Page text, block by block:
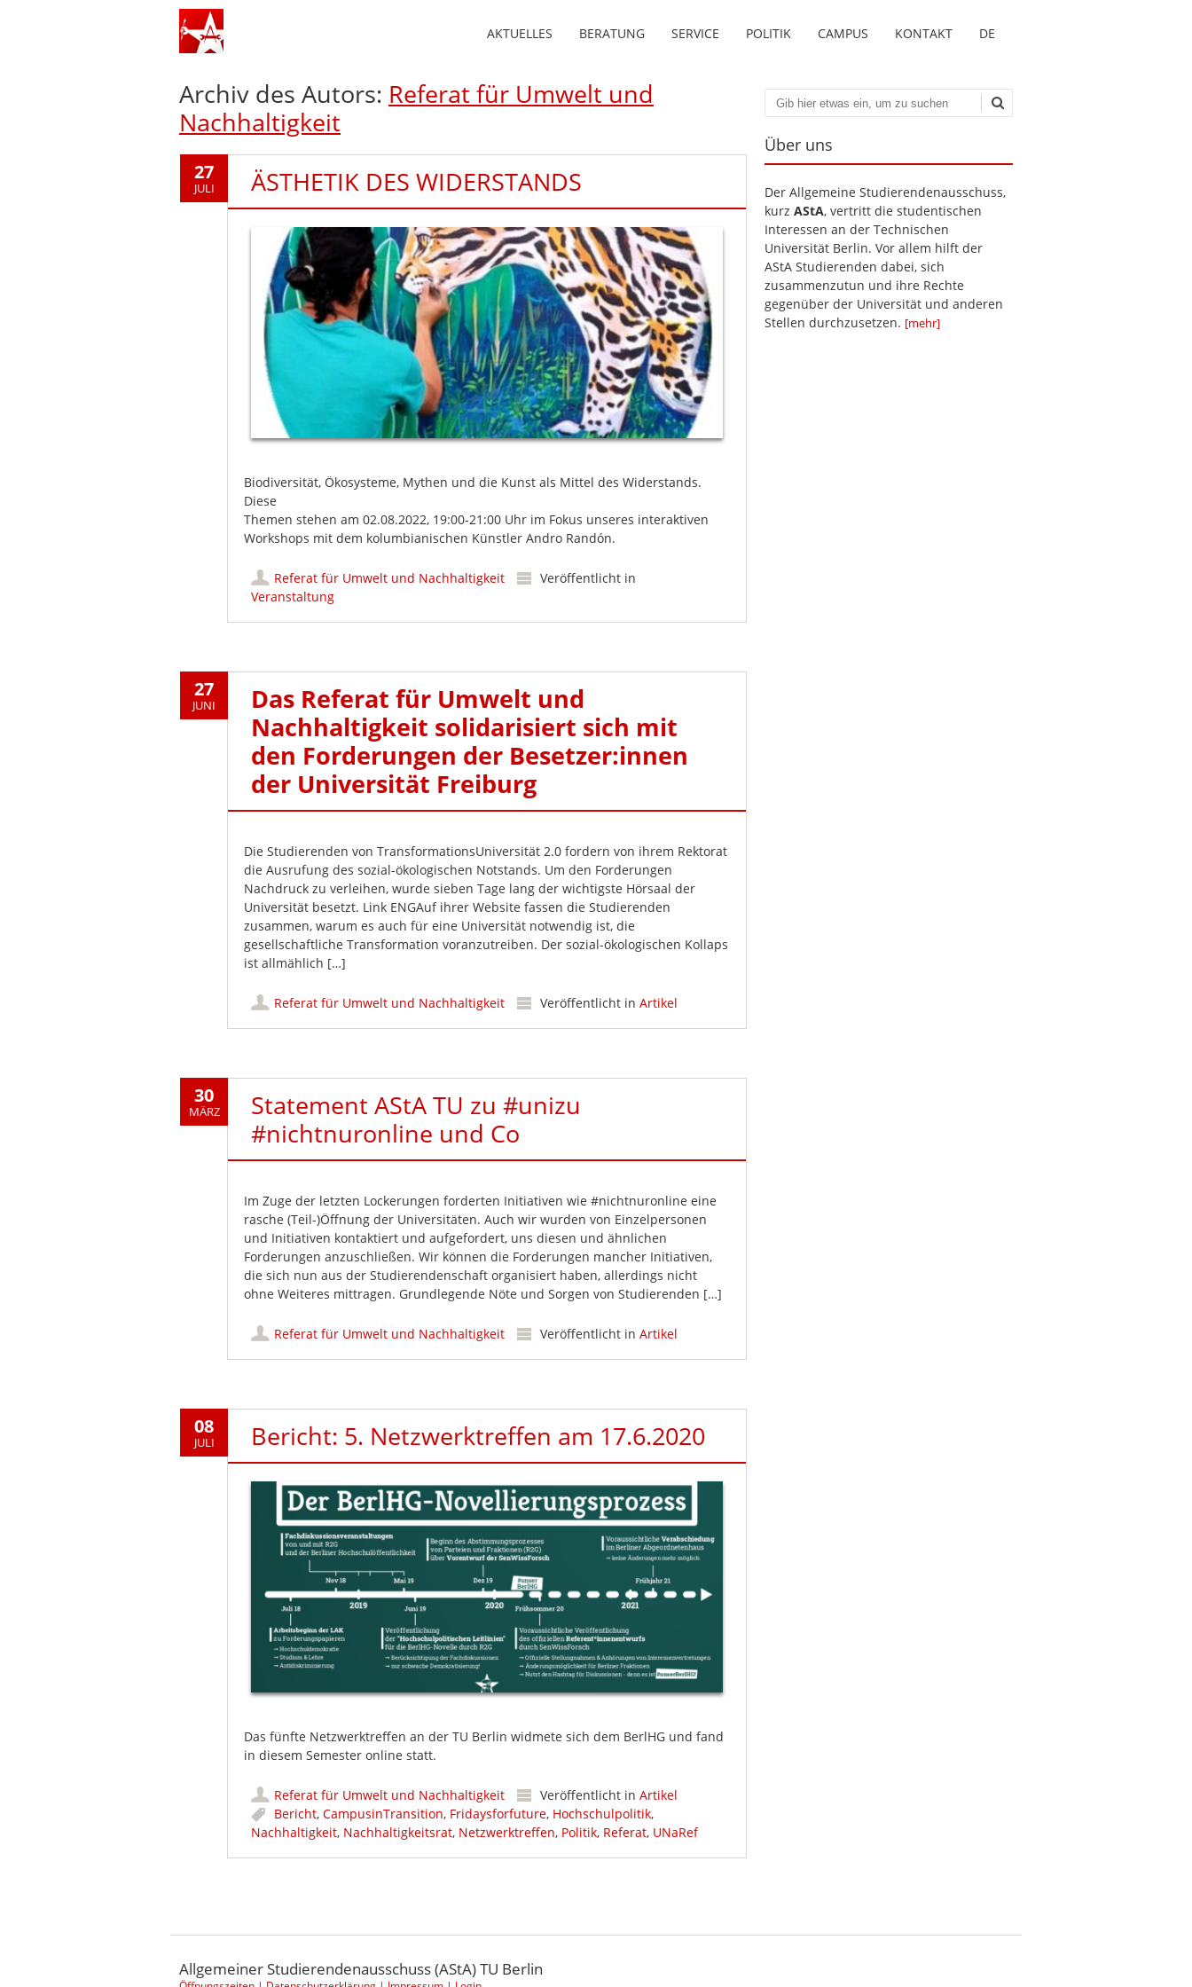
DE
AKTUELLES BERATUNG SERVICE POLITIK CAMPUS KONTAKT
Archiv des Autors: Referat für Umwelt und
Nachhaltigkeit
27
JULI ÄSTHETIK DES WIDERSTANDS
Biodiversität, Ökosysteme, Mythen und die Kunst als Mittel des Widerstands.
Diese
Themen stehen am 02.08.2022, 19:00-21:00 Uhr im Fokus unseres interaktiven
Workshops mit dem kolumbianischen Künstler Andro Randón.
Referat für Umwelt und Nachhaltigkeit
Veröffentlicht in
Veranstaltung
27
JUNI
Das Referat für Umwelt und
Nachhaltigkeit solidarisiert sich mit
den Forderungen der Besetzer:innen
der Universität Freiburg
Die Studierenden von TransformationsUniversität 2.0 fordern von ihrem Rektorat
die Ausrufung des sozial-ökologischen Notstands. Um den Forderungen
Nachdruck zu verleihen, wurde sieben Tage lang der wichtigste Hörsaal der
Universität besetzt. Link ENGAuf ihrer Website fassen die Studierenden
zusammen, warum es auch für eine Universität notwendig ist, die
gesellschaftliche Transformation voranzutreiben. Der sozial-ökologischen Kollaps
ist allmählich […]
Referat für Umwelt und Nachhaltigkeit Veröffentlicht in Artikel
30
MÄRZ
Statement AStA TU zu #unizu
#nichtnuronline und Co
Im Zuge der letzten Lockerungen forderten Initiativen wie #nichtnuronline eine
rasche (Teil-)Öffnung der Universitäten. Auch wir wurden von Einzelpersonen
und Initiativen kontaktiert und aufgefordert, uns diesen und ähnlichen
Forderungen anzuschließen. Wir können die Forderungen mancher Initiativen,
die sich nun aus der Studierendenschaft organisiert haben, allerdings nicht
ohne Weiteres mittragen. Grundlegende Nöte und Sorgen von Studierenden […]
Referat für Umwelt und Nachhaltigkeit Veröffentlicht in Artikel
08
JULI Bericht: 5. Netzwerktreffen am 17.6.2020
Das fünfte Netzwerktreffen an der TU Berlin widmete sich dem BerlHG und fand
in diesem Semester online statt.
Referat für Umwelt und Nachhaltigkeit Veröffentlicht in Artikel
Bericht, CampusinTransition, Fridaysforfuture, Hochschulpolitik,
Nachhaltigkeit, Nachhaltigkeitsrat, Netzwerktreffen, Politik, Referat, UNaRef
Suchen
Über uns
Der Allgemeine Studierendenausschuss,
kurz AStA, vertritt die studentischen
Interessen an der Technischen
Universität Berlin. Vor allem hilft der
AStA Studierenden dabei, sich
zusammenzutun und ihre Rechte
gegenüber der Universität und anderen
Stellen durchzusetzen. [mehr]
Allgemeiner Studierendenausschuss (AStA) TU Berlin